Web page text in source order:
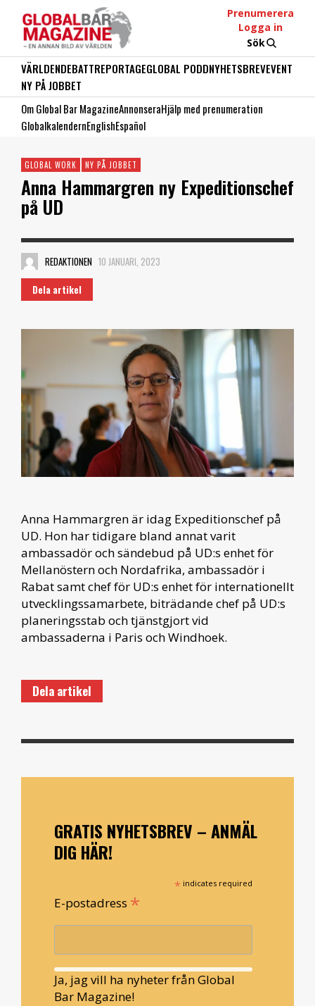
Prenumerera
Logga in
Sök
VÄRLDENDEBATTREPORTAGEGLOBAL PODDNYHETSBREVEVENT
NY PÅ JOBBET
Om Global Bar MagazineAnnonseraHjälp med prenumeration
GlobalkalendernEnglishEspañol
GLOBAL WORK NY PÅ JOBBET
Anna Hammargren ny Expeditionschef
på UD
REDAKTIONEN 10 JANUARI, 2023
Dela artikel
Anna Hammargren är idag Expeditionschef på
UD. Hon har tidigare bland annat varit
ambassadör och sändebud på UD:s enhet för
Mellanöstern och Nordafrika, ambassadör i
Rabat samt chef för UD:s enhet för internationellt
utvecklingssamarbete, biträdande chef på UD:s
planeringsstab och tjänstgjort vid
ambassaderna i Paris och Windhoek.
Dela artikel
GRATIS NYHETSBREV – ANMÄL
DIG HÄR!
* indicates required
E-postadress *
Ja, jag vill ha nyheter från Global
Bar Magazine!